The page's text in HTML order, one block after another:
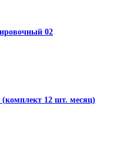
02
12 шт. месяц)